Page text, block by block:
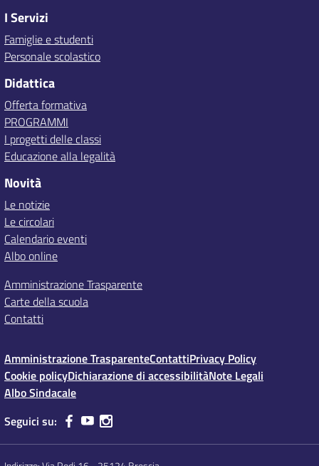
I Servizi
Famiglie e studenti
Personale scolastico
Didattica
Offerta formativa
PROGRAMMI
I progetti delle classi
Educazione alla legalità
Novità
Le notizie
Le circolari
Calendario eventi
Albo online
Amministrazione Trasparente
Carte della scuola
Contatti
Amministrazione TrasparenteContattiPrivacy Policy
Cookie policyDichiarazione di accessibilitàNote Legali
Albo Sindacale
Seguici su: